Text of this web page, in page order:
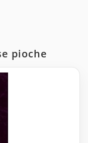
pioche